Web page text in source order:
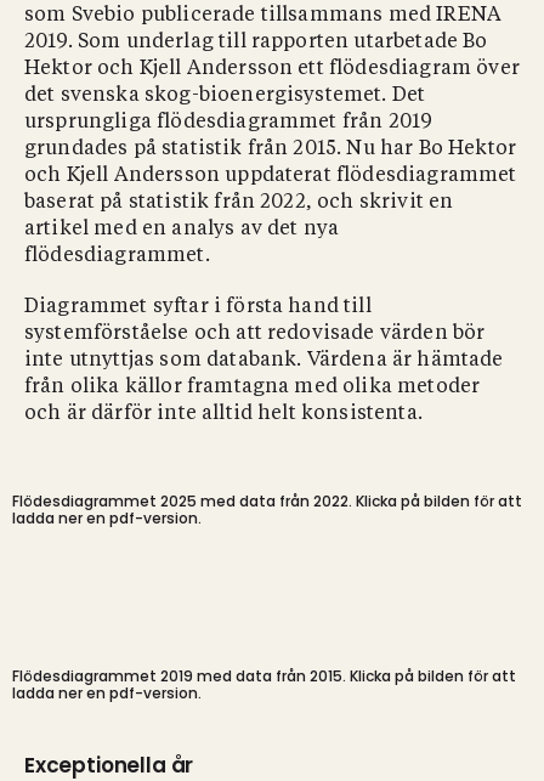
som Svebio publicerade tillsammans med IRENA
2019. Som underlag till rapporten utarbetade Bo
Hektor och Kjell Andersson ett flödesdiagram över
det svenska skog-bioenergisystemet. Det
ursprungliga flödesdiagrammet från 2019
grundades på statistik från 2015. Nu har Bo Hektor
och Kjell Andersson uppdaterat flödesdiagrammet
baserat på statistik från 2022, och skrivit en
artikel med en analys av det nya
flödesdiagrammet.
Diagrammet syftar i första hand till
systemförståelse och att redovisade värden bör
inte utnyttjas som databank. Värdena är hämtade
från olika källor framtagna med olika metoder
och är därför inte alltid helt konsistenta.
Flödesdiagrammet 2025 med data från 2022. Klicka på bilden för att
ladda ner en pdf-version.
Flödesdiagrammet 2019 med data från 2015. Klicka på bilden för att
ladda ner en pdf-version.
Exceptionella år